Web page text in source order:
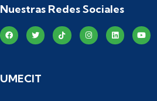
Nuestras Redes Sociales
UMECIT